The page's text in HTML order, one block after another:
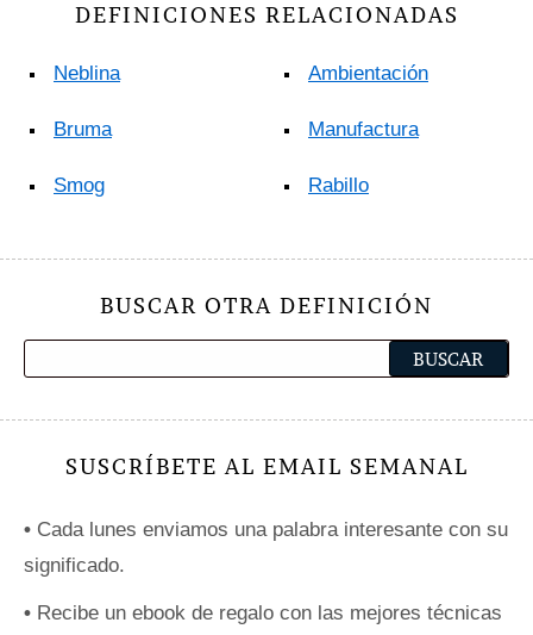
DEFINICIONES RELACIONADAS
Neblina
Bruma
Smog
Ambientación
Manufactura
Rabillo
BUSCAR OTRA DEFINICIÓN
SUSCRÍBETE AL EMAIL SEMANAL
• Cada lunes enviamos una palabra interesante con su
significado.
• Recibe un ebook de regalo con las mejores técnicas